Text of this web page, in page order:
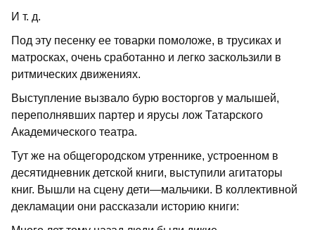
И т. д.
Под эту песенку ее товарки помоложе, в трусиках и
матросках, очень сработанно и легко заскользили в
ритмических движениях.
Выступление вызвало бурю восторгов у малышей,
переполнявших партер и ярусы лож Татарского
Академического театра.
Тут же на общегородском утреннике, устроенном в
десятидневник детской книги, выступили агитаторы
книг. Вышли на сцену дети—мальчики. В коллективной
декламации они рассказали историю книги: